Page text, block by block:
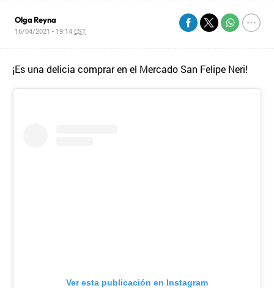
Olga Reyna
16/04/2021 - 19:14 EST
¡Es una delicia comprar en el Mercado San Felipe Neri!
Ver esta publicación en Instagram